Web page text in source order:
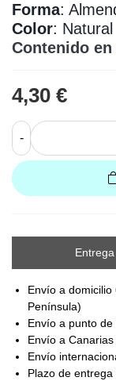
Forma:
Color: Natural
Contenido en
4,30 €
-
Entrega
Envío a
Península)
Envío a punto
Envío a
Envío
Plazo de